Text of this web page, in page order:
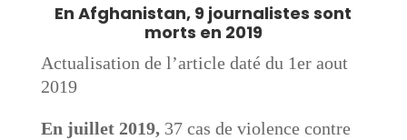
En Afghanistan, 9 journalistes sont
morts en 2019
Actualisation de l’article daté du 1er aout
2019
En juillet 2019, 37 cas de violence contre